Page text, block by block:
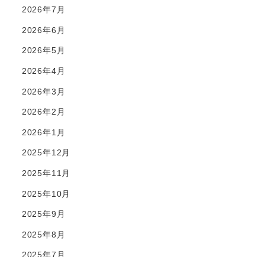
2026年7月
2026年6月
2026年5月
2026年4月
2026年3月
2026年2月
2026年1月
2025年12月
2025年11月
2025年10月
2025年9月
2025年8月
2025年7月